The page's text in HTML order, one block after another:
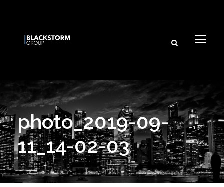
photo_2019-09-
11_14-02-03